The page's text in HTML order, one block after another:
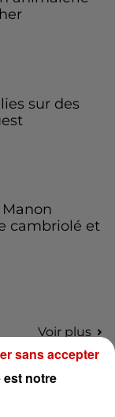
sur des
Manon
cambriolé et
Voir plus
pour le
2026 !
est notre
sans accepter